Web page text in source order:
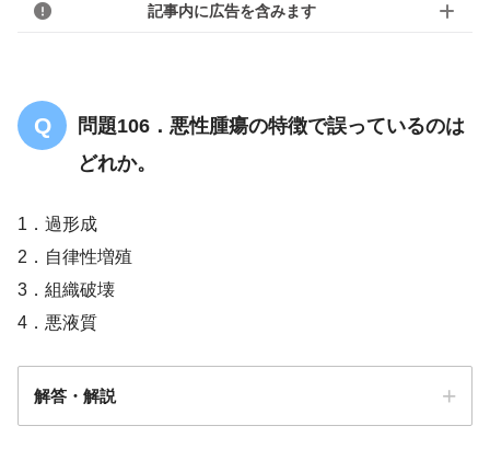
記事内に広告を含みます
問題106．悪性腫瘍の特徴で誤っているのは
どれか。
1．過形成
2．自律性増殖
3．組織破壊
4．悪液質
解答・解説